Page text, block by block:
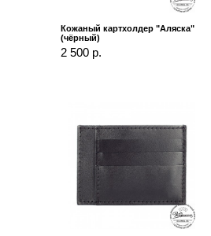
Кожаный картхолдер "Аляска"
(чёрный)
2 500 р.